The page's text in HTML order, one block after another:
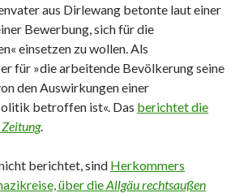
aus Dirlewang betonte laut einer
Bewerbung, sich für die
einsetzen zu wollen. Als
für »die arbeitende Bevölkerung seine
den Auswirkungen einer
betroffen ist«. Das berichtet die
.
berichtet, sind Herkommers
über dieAllgäu rechtsaußen